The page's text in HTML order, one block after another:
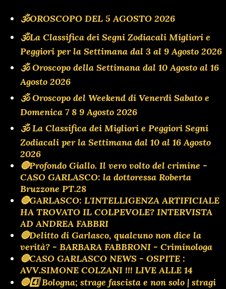
🕉OROSCOPO DEL 5 AGOSTO 2026
🕉La Classifica dei Segni Zodiacali Migliori e
Peggiori per la Settimana dal 3 al 9 Agosto 2026
🕉 Oroscopo della Settimana dal 10 Agosto al 16
Agosto 2026
🕉 Oroscopo del Weekend di Venerdì Sabato e
Domenica 7 8 9 Agosto 2026
🕉 La Classifica dei Migliori e Peggiori Segni
Zodiacali per la Settimana dal 10 al 16 Agosto
2026
🔴Profondo Giallo. Il vero volto del crimine -
CASO GARLASCO: la dottoressa Roberta
Bruzzone PT.28
🔴GARLASCO: L'INTELLIGENZA ARTIFICIALE
HA TROVATO IL COLPEVOLE? INTERVISTA
AD ANDREA FABBRI
🔴Delitto di Garlasco, qualcuno non dice la
verità? - BARBARA FABBRONI - Criminologa
🔴CASO GARLASCO NEWS - OSPITE :
AVV.SIMONE COLZANI !!! LIVE ALLE 14
🔴4️⃣ Bologna; strage fascista e non solo | stragi